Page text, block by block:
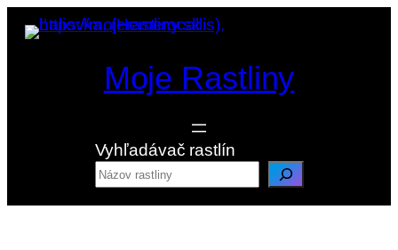
Prejsť
na
Moje Rastliny
Vyhľadávač rastlín